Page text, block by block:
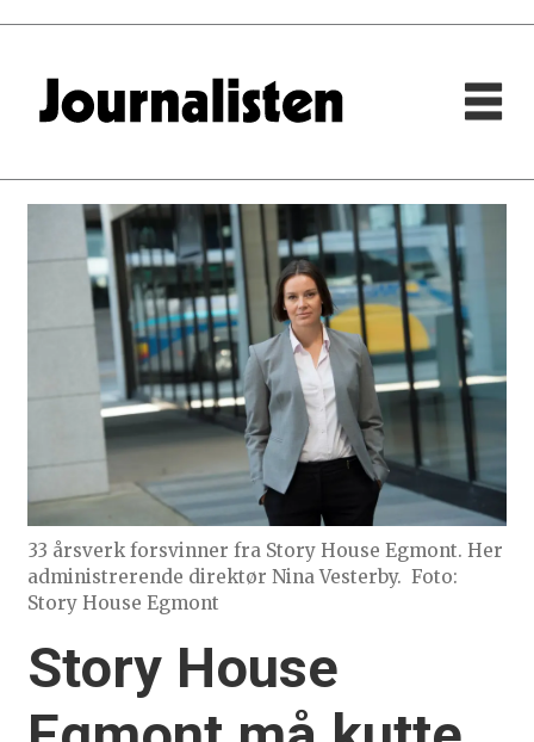
33 årsverk forsvinner fra Story House Egmont. Her
administrerende direktør Nina Vesterby. Foto:
Story House Egmont
Story House